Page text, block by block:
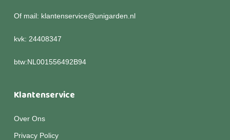
Of mail: klantenservice@unigarden.nl
kvk: 24408347
btw:NL001556492B94
Klantenservice
Over Ons
Privacy Policy